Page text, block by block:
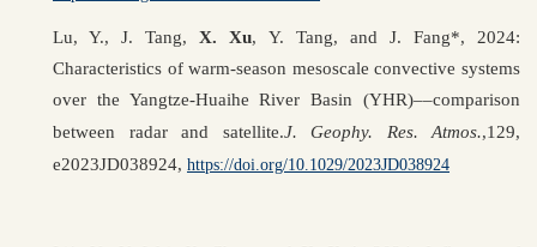
Lu, Y., J. Tang,X. Xu, Y. Tang, and J. Fang*, 2024:
Characteristics of warm-season mesoscale convective systems
over the Yangtze-Huaihe River Basin (YHR)––comparison
between radar and satellite.J. Geophy. Res. Atmos.,129,
e2023JD038924, https://doi.org/10.1029/2023JD038924